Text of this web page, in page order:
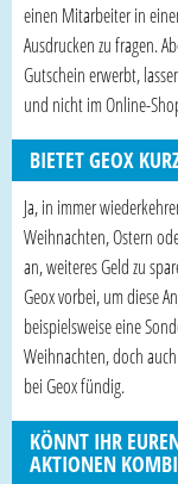
einen Mitarbeiter in
Ausdrucken zu fragen.
Gutschein erwerbt,
und nicht im Online-
BIETET GEOX
Ja, in immer
Weihnachten, Ostern
an, weiteres Geld zu
Geox vorbei, um diese
beispielsweise eine
Weihnachten, doch
bei Geox fündig.
KÖNNT IHR
AKTIONEN